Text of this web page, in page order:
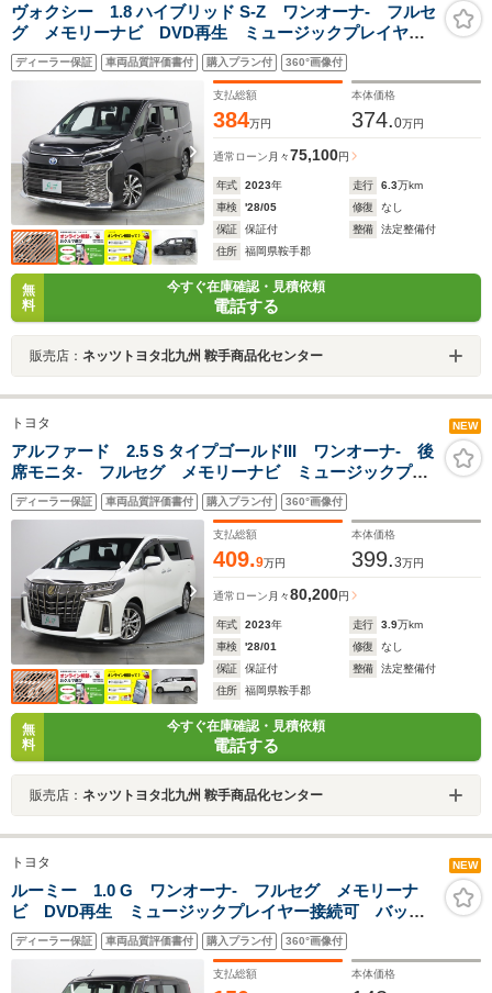
ヴォクシー 1.8 ハイブリッド S-Z ワンオーナ- フルセ
グ メモリーナビ DVD再生 ミュージックプレイヤー
接続可 シートヒーター バックカメラ 衝突被害軽減
システム ETC ドラレコ 両側電動スライド LEDヘ
ッドランプ 乗車定員7人
ディーラー保証 車両品質評価書付 購入プラン付 360°画像付
支払総額
384万円
本体価格
374.0万円
通常ローン 月々75,100円
年式 2023年 走行 6.3万km
車検
'28/05 修復
なし
保証
保証付 整備
法定整備付
住所
福岡県鞍手郡
無
料
今すぐ在庫確認・見積依頼
電話する
販売店： ネッツトヨタ北九州 鞍手商品化センター
トヨタ NEW
アルファード 2.5 S タイプゴールドIII ワンオーナ- 後
席モニタ- フルセグ メモリーナビ ミュージックプレ
イヤ接続可 Pリヤゲート バックカメラ BSモニタ
衝突被害軽減システム ETC 両側電動スライド LED
ヘッドランプ 乗車定員7人
ディーラー保証 車両品質評価書付 購入プラン付 360°画像付
支払総額
409.9万円
本体価格
399.3万円
通常ローン 月々80,200円
年式 2023年 走行 3.9万km
車検
'28/01 修復
なし
保証
保証付 整備
法定整備付
住所
福岡県鞍手郡
無
料
今すぐ在庫確認・見積依頼
電話する
販売店： ネッツトヨタ北九州 鞍手商品化センター
トヨタ NEW
ルーミー 1.0 G ワンオーナ- フルセグ メモリーナ
ビ DVD再生 ミュージックプレイヤー接続可 バック
カメラ 車線逸脱警報 衝突被害軽減システム ETC
両側電動スライド LEDヘッドランプ アイドリングス
ディーラー保証 車両品質評価書付 購入プラン付 360°画像付
支払総額 本体価格